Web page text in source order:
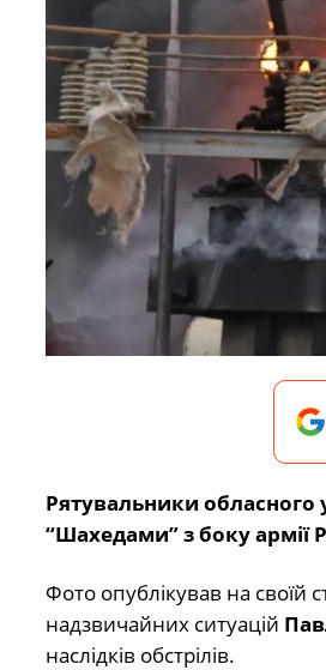
Рятувальники обласного
“Шахедами” з боку армії
Фото опублікував на своїй
надзвичайних ситуацій
наслідків обстрілів.